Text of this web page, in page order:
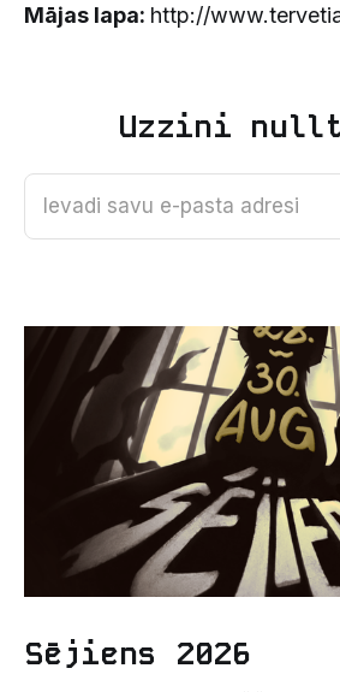
Mājas lapa: http://
Uzzini
Ievadi savu e-pasta adresi
Sējiens 2026